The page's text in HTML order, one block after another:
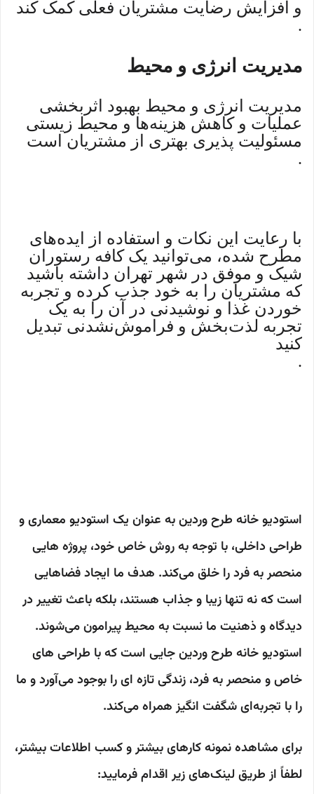
و افزایش رضایت مشتریان فعلی کمک کند
.
مدیریت انرژی و محیط
مدیریت انرژی و محیط بهبود اثربخشی
عملیات و کاهش هزینه‌ها و محیط زیستی
مسئولیت پذیری بهتری از مشتریان است
.
با رعایت این نکات و استفاده از ایده‌های
مطرح شده، می‌توانید یک کافه رستوران
شیک و موفق در شهر تهران داشته باشید
که مشتریان را به خود جذب کرده و تجربه
خوردن غذا و نوشیدنی در آن را به یک
تجربه لذت‌بخش و فراموش‌نشدنی تبدیل
کنید
.
استودیو خانه طرح وردین به عنوان یک استودیو معماری و
طراحی داخلی، با توجه به روش خاص خود، پروژه هایی
منحصر به فرد را خلق می‌کند. هدف ما ایجاد فضاهایی
است که نه تنها زیبا و جذاب هستند، بلکه باعث تغییر در
دیدگاه و ذهنیت ما نسبت به محیط پیرامون می‌شوند.
استودیو خانه طرح وردین جایی است که با طراحی های
خاص و منحصر به فرد، زندگی تازه ای را بوجود می‌آورد و ما
را با تجربه‌ای شگفت انگیز همراه می‌کند.
برای مشاهده نمونه کارهای بیشتر و کسب اطلاعات بیشتر،
لطفاً از طریق لینک‌های زیر اقدام فرمایید: